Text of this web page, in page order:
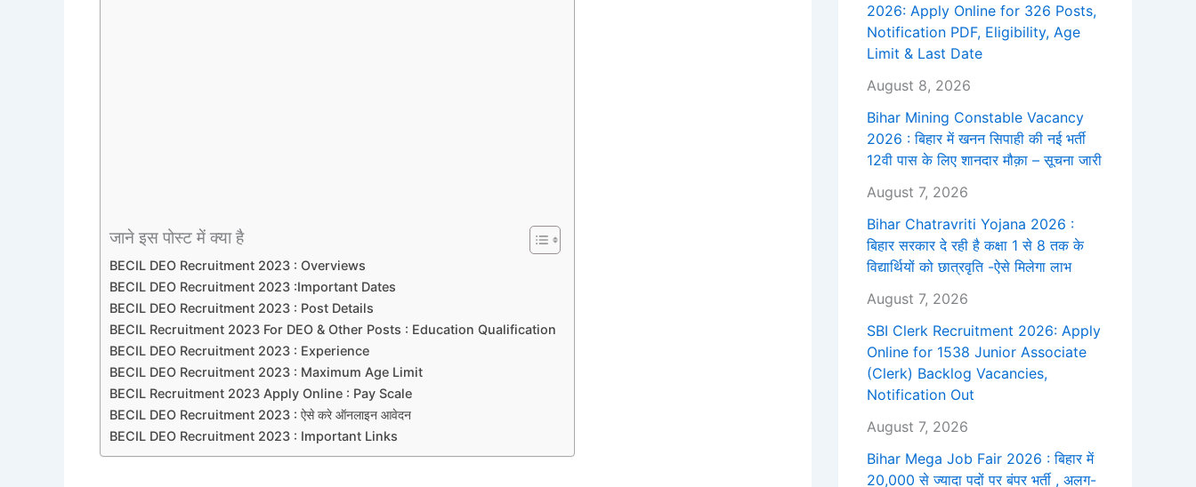
जाने इस पोस्ट में क्या है
BECIL DEO Recruitment 2023 : Overviews
BECIL DEO Recruitment 2023 :Important Dates
BECIL DEO Recruitment 2023 : Post Details
BECIL Recruitment 2023 For DEO & Other Posts : Education Qualification
BECIL DEO Recruitment 2023 : Experience
BECIL DEO Recruitment 2023 : Maximum Age Limit
BECIL Recruitment 2023 Apply Online : Pay Scale
BECIL DEO Recruitment 2023 : ऐसे करे ऑनलाइन आवेदन
BECIL DEO Recruitment 2023 : Important Links
2026: Apply Online for 326 Posts,
Notification PDF, Eligibility, Age
Limit & Last Date
August 8, 2026
Bihar Mining Constable Vacancy
2026 : बिहार में खनन सिपाही की नई भर्ती
12वी पास के लिए शानदार मौक़ा – सूचना जारी
August 7, 2026
Bihar Chatravriti Yojana 2026 :
बिहार सरकार दे रही है कक्षा 1 से 8 तक के
विद्यार्थियों को छात्रवृति -ऐसे मिलेगा लाभ
August 7, 2026
SBI Clerk Recruitment 2026: Apply
Online for 1538 Junior Associate
(Clerk) Backlog Vacancies,
Notification Out
August 7, 2026
Bihar Mega Job Fair 2026 : बिहार में
20,000 से ज्यादा पदों पर बंपर भर्ती , अलग-